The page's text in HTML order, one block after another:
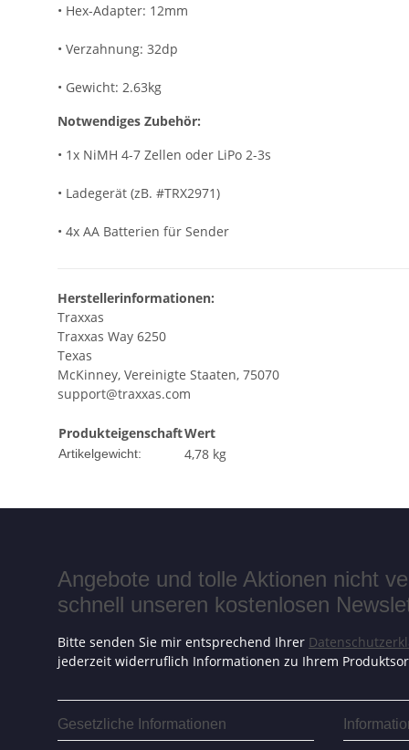
• Hex-Adapter: 12mm
• Verzahnung: 32dp
• Gewicht: 2.63kg
Notwendiges Zubehör:
• 1x NiMH 4-7 Zellen oder LiPo 2-3s
• Ladegerät (zB. #TRX2971)
• 4x AA Batterien für Sender
Herstellerinformationen:
Traxxas
Traxxas Way 6250
Texas
McKinney, Vereinigte Staaten, 75070
support@traxxas.com
ProdukteigenschaftWert
Artikelgewicht: 4,78 kg
Angebote und tolle Aktionen nicht
schnell unseren kostenlosen
Bitte senden Sie mir entsprechend Ihrer
jederzeit widerruflich Informationen zu Ihrem
Gesetzliche Informationen